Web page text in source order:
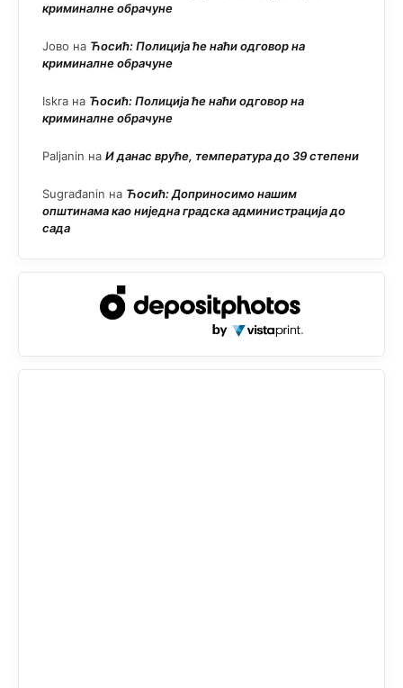
криминалне обрачуне
Јово на Ћосић: Полиција ће наћи одговор на
криминалне обрачуне
Iskra на Ћосић: Полиција ће наћи одговор на
криминалне обрачуне
Paljanin на И данас вруће, температура до 39 степени
Sugrađanin на Ћосић: Доприносимо нашим
општинама као ниједна градска администрација до
сада